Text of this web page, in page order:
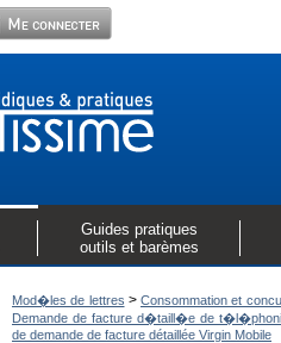
Guides pratiques
outils et barèmes
Mod�les de lettres > Consommation et
Demande de facture d�taill�e de
de demande de facture détaillée Virgin Mobile